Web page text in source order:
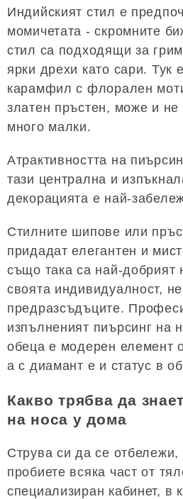
Индийският стил е
момичетата - скромните
стил са подходящи за
ярки дрехи като сари. Тук
карамфил с флорален
златен пръстен, може и
много малки.
Атрактивността на
тази централна и
декорацията е най-
Стилните шипове или
придадат елегантен и
също така са най-добрият
своята индивидуалност,
предразсъдъците.
изпълненият пиърсинг на
обеца е модерен елемент
а с диамант е и статус в
Какво трябва да
на носа у дома
Струва си да се
пробиете всяка част от
специализиран кабинет, в